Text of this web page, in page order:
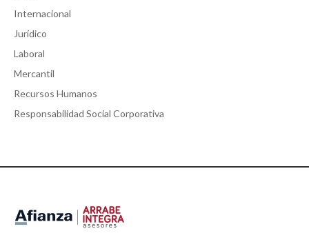
Internacional
Jurídico
Laboral
Mercantil
Recursos Humanos
Responsabilidad Social Corporativa